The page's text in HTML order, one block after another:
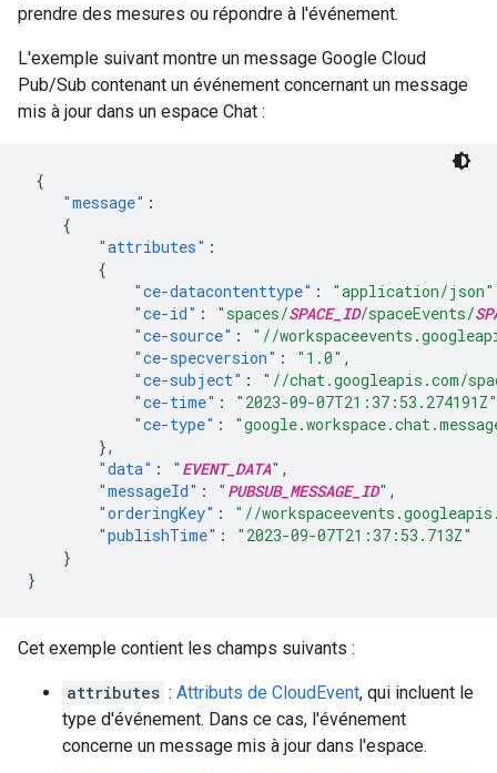
prendre des mesures ou répondre à l'événement.
L'exemple suivant montre un message Google Cloud
Pub/Sub contenant un événement concernant un message
mis à jour dans un espace Chat :
{
"message" :
{
"attributes" :
{
"ce-datacontenttype" : "application/json"
"ce-id" : "spaces/SPACE_ID/spaceEvents/
"ce-source" :
"//
"ce-specversion" : "1.0" ,
"ce-subject" :
"//chat.googleapis.com/
"ce-time" :
"2023-09-07T21:37:53.274191Z"
"ce-type" :
},
"data" : " EVENT_DATA" ,
"messageId" : " PUBSUB_MESSAGE_ID" ,
"orderingKey" :
"//
"publishTime" :
"2023-09-07T21:37:53.713Z"
}
}
Cet exemple contient les champs suivants :
attributes : Attributs de CloudEvent, qui incluent le
type d'événement. Dans ce cas, l'événement
concerne un message mis à jour dans l'espace.